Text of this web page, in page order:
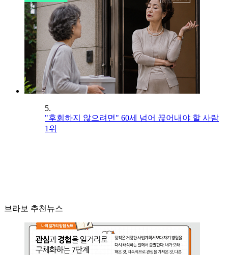
5.
"후회하지 않으려면" 60세 넘어 끊어내야 할 사람
1위
브라보 추천뉴스